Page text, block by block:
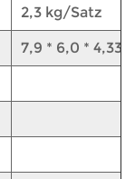
2,3 kg/Satz
7,9 * 6,0 * 4,33